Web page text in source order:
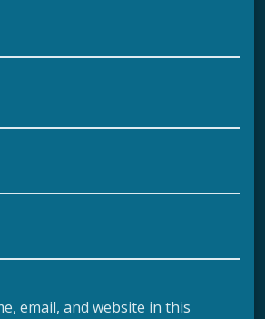
email, and website in this